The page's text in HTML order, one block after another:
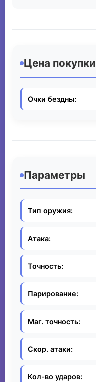
Цена покупки
Очки бездны:
Параметры
Тип оружия:
Атака:
Точность:
Парирование:
Маг. точность:
Скор. атаки:
Кол-во ударов: